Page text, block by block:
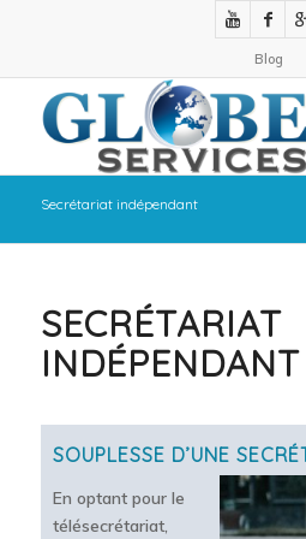
Blog
Secrétariat indépendant
SECRÉTARIAT
INDÉPENDANT
SOUPLESSE D’UNE
En optant pour le
télésecrétariat,